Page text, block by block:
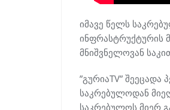
იმავე წელს
ინფრასტრუქტურის
მნიშვნელოვან
”გურიაTV”
საკრებულოდან
საკრებულოს მიერ